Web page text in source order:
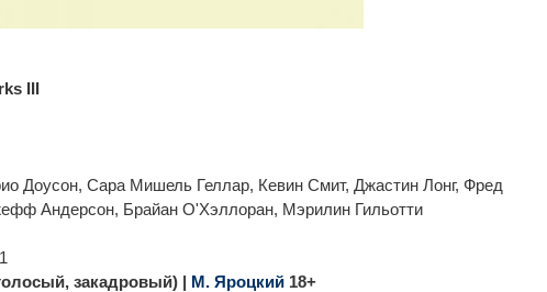
III
Доусон, Сара Мишель Геллар, Кевин Смит, Джастин Лонг, Фред
Андерсон, Брайан О'Хэллоран, Мэрилин Гильотти
закадровый) | М. Яроцкий18+